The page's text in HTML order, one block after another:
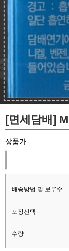
[면세담배]
상품가
배송방법 및 보루수
포장선택
수량